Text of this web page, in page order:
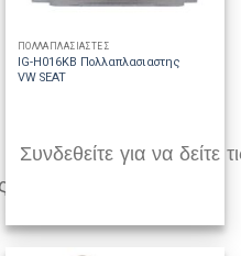
ΠΟΛΛΑΠΛΑΣΙΑΣΤΕΣ
IG-H016KB Πολλαπλασιαστης
VW SEAT
Συνδεθείτε για να δείτε